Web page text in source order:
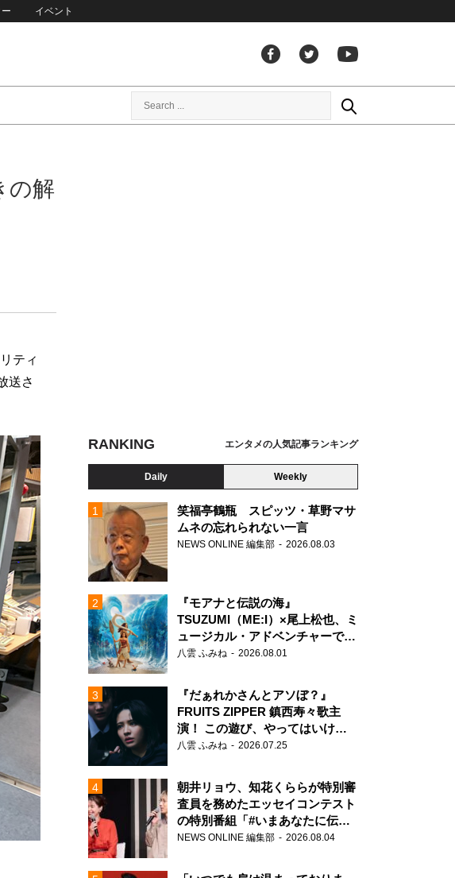
イベント
の解
ティ
送さ
RANKING エンタメの人気記事ランキング
Daily Weekly
笑福亭鶴瓶 スピッツ・草野マサ
ムネの忘れられない一言
NEWS ONLINE 編集部 2026.08.03
『モアナと伝説の海』
TSUZUMI（ME:I）×尾上松也、ミ
ュージカル・アドベンチャーで美
声を響かせる
八雲 ふみね 2026.08.01
『だぁれかさんとアソぼ？』
FRUITS ZIPPER 鎮西寿々歌主
演！ この遊び、やってはいけま
せん。
八雲 ふみね 2026.07.25
朝井リョウ、知花くららが特別審
査員を務めたエッセイコンテスト
の特別番組「#いまあなたに伝え
たいこと」
NEWS ONLINE 編集部 2026.08.04